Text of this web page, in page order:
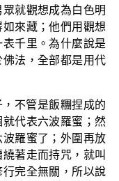
就觀想成為白色明
來藏；他們用觀想
千里。為什麼說是
法，全部都是用代
不管是飯糰捏成的
代表六波羅蜜；然
羅蜜了；外圍再放
著走而持咒，就叫
完全無關，所以說